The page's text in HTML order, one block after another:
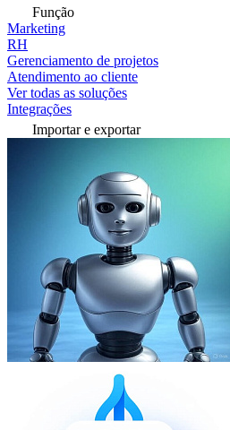
Função
Marketing
RH
Gerenciamento de projetos
Atendimento ao cliente
Ver todas as soluções
Integrações
Importar e exportar